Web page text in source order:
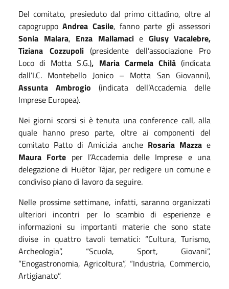
Del comitato, presieduto dal primo cittadino, oltre al
capogruppoAndrea Casile, fanno parte gli assessori
Sonia Malara, Enza Mallamaci e Giusy Vacalebre,
Tiziana Cozzupoli (presidente dell’associazione Pro
Loco di Motta S.G.), Maria Carmela Chilà(indicata
dall’I.C. Montebello Jonico – Motta San Giovanni),
Assunta Ambrogio (indicata dell’Accademia delle
Imprese Europea).
Nei giorni scorsi si è tenuta una conference call, alla
quale hanno preso parte, oltre ai componenti del
comitato Patto di Amicizia anche Rosaria Mazzae
Maura Forte per l’Accademia delle Imprese e una
delegazione di Huétor Tàjar, per redigere un comune e
condiviso piano di lavoro da seguire.
Nelle prossime settimane, infatti, saranno organizzati
ulteriori incontri per lo scambio di esperienze e
informazioni su importanti materie che sono state
divise in quattro tavoli tematici: “Cultura, Turismo,
Archeologia”, “Scuola, Sport, Giovani”,
“Enogastronomia, Agricoltura”, “Industria, Commercio,
Artigianato”.